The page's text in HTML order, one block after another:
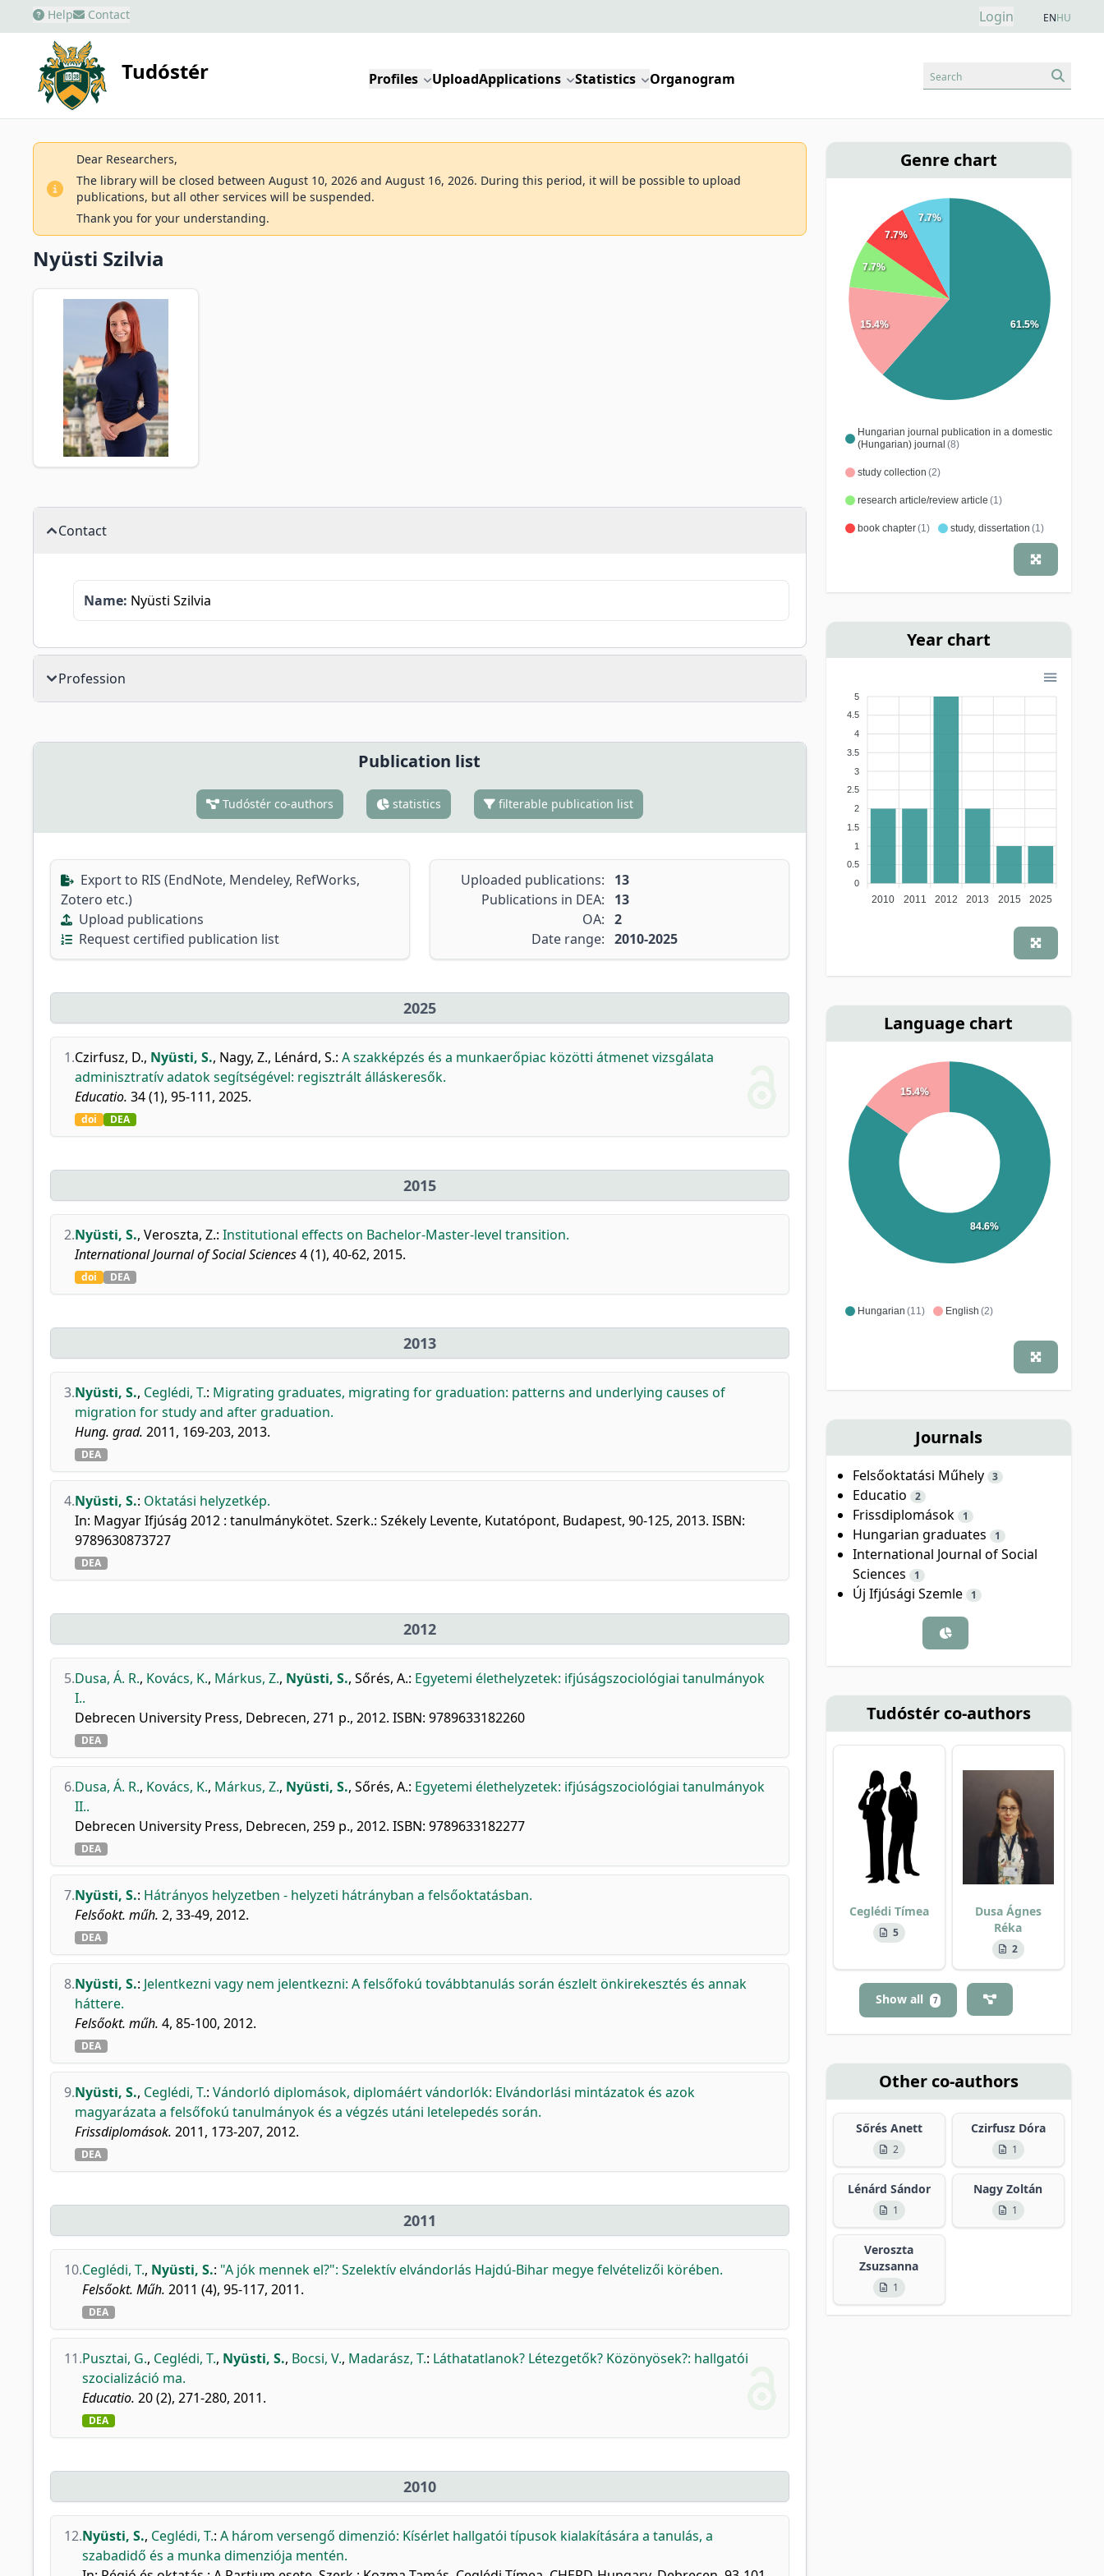
Help Contact Login ENHU
Tudóstér Profiles UploadApplications Statistics Organogram Search
Dear Researchers,
The library will be closed between August 10, 2026 and August 16, 2026. During this period, it will be possible to upload
publications, but all other services will be suspended.
Thank you for your understanding.
Nyüsti Szilvia
Contact
Name: Nyüsti Szilvia
Profession
Publication list
Tudóstér co-authors statistics filterable publication list
Export to RIS (EndNote, Mendeley, RefWorks,
Zotero etc.)
Upload publications
Request certified publication list
Uploaded publications:
13
Publications in DEA:
13
OA: 2
Date range: 2010-2025
2025
1.Czirfusz, D., Nyüsti, S., Nagy, Z., Lénárd, S.: A szakképzés és a munkaerőpiac közötti átmenet vizsgálata
adminisztratív adatok segítségével: regisztrált álláskeresők.
Educatio. 34 (1), 95-111, 2025.
doi DEA
2015
2.Nyüsti, S., Veroszta, Z.: Institutional effects on Bachelor-Master-level transition.
International Journal of Social Sciences4 (1), 40-62, 2015.
doi DEA
2013
3.Nyüsti, S., Ceglédi, T.: Migrating graduates, migrating for graduation: patterns and underlying causes of
migration for study and after graduation.
Hung. grad. 2011, 169-203, 2013.
DEA
4.Nyüsti, S.: Oktatási helyzetkép.
In: Magyar Ifjúság 2012 : tanulmánykötet. Szerk.: Székely Levente, Kutatópont, Budapest, 90-125, 2013. ISBN:
9789630873727
DEA
2012
5.Dusa, Á. R., Kovács, K., Márkus, Z., Nyüsti, S., Sőrés, A.: Egyetemi élethelyzetek: ifjúságszociológiai tanulmányok
I..
Debrecen University Press, Debrecen, 271 p., 2012. ISBN: 9789633182260
DEA
6.Dusa, Á. R., Kovács, K., Márkus, Z., Nyüsti, S., Sőrés, A.: Egyetemi élethelyzetek: ifjúságszociológiai tanulmányok
II..
Debrecen University Press, Debrecen, 259 p., 2012. ISBN: 9789633182277
DEA
7.Nyüsti, S.: Hátrányos helyzetben - helyzeti hátrányban a felsőoktatásban.
Felsőokt. műh. 2, 33-49, 2012.
DEA
8.Nyüsti, S.: Jelentkezni vagy nem jelentkezni: A felsőfokú továbbtanulás során észlelt önkirekesztés és annak
háttere.
Felsőokt. műh. 4, 85-100, 2012.
DEA
9.Nyüsti, S., Ceglédi, T.: Vándorló diplomások, diplomáért vándorlók: Elvándorlási mintázatok és azok
magyarázata a felsőfokú tanulmányok és a végzés utáni letelepedés során.
Frissdiplomások. 2011, 173-207, 2012.
DEA
2011
10.Ceglédi, T., Nyüsti, S.: "A jók mennek el?": Szelektív elvándorlás Hajdú-Bihar megye felvételizői körében.
Felsőokt. Műh. 2011 (4), 95-117, 2011.
DEA
11.Pusztai, G., Ceglédi, T., Nyüsti, S., Bocsi, V., Madarász, T.: Láthatatlanok? Létezgetők? Közönyösek?: hallgatói
szocializáció ma.
Educatio. 20 (2), 271-280, 2011.
DEA
2010
12.Nyüsti, S., Ceglédi, T.: A három versengő dimenzió: Kísérlet hallgatói típusok kialakítására a tanulás, a
szabadidő és a munka dimenziója mentén.
Genre chart
Hungarian journal publication in a domestic
(Hungarian) journal (8)
study collection (2)
research article/review article (1)
book chapter(1) study, dissertation (1)
61.5%
15.4%
7.7%
7.7%
7.7%
Year chart
5
4.5
4
3.5
3
2.5
2
1.5
1
0.5
0
2010 2011 2012 2013 2015 2025
Language chart
Hungarian (11) English (2)
84.6%
15.4%
Journals
Felsőoktatási Műhely 3
Educatio 2
Frissdiplomások 1
Hungarian graduates 1
International Journal of Social
Sciences
1
Új Ifjúsági Szemle 1
Tudóstér co-authors
Ceglédi Tímea
5
Dusa Ágnes
Réka
2
Show all 7
Other co-authors
Sőrés Anett
2
Czirfusz Dóra
1
Lénárd Sándor
1
Nagy Zoltán
1
Veroszta
Zsuzsanna
1